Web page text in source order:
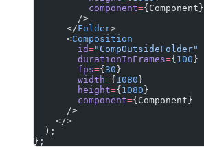
          component
={Component}
        />
      </
Folder>
      <
Composition
        id
="CompOutsideFolder"
        durationInFrames
={ 100 }
        fps
={ 30 }
        width
={ 1080 }
        height
={ 1080 }
        component
={Component}
      />
    </>
  );
};